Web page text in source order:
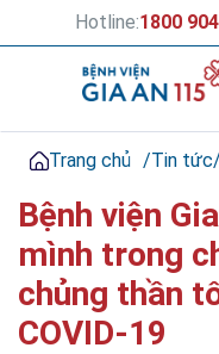
Hotline:1800
Trang chủ /Tin tức/
Bệnh viện
mình trong
chủng thần
COVID-19